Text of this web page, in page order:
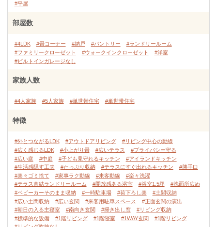
#平屋
部屋数
#4LDK #畳コーナー #納戸 #パントリー
#ランドリールーム
#ファミリークローゼット
#ウォークインクローゼット
#洋室
#ビルトインガレージなし
家族人数
#4人家族 #5人家族 #単世帯住宅 #単世帯住宅
特徴
#外とつながるLDK #アウトドアリビング
#リビング中心の動線
#広く感じるLDK
#小上がり畳 #広いテラス
#プライバシー守る
#広い庭
#中庭 #子ども見守れるキッチン
#アイランドキッチン
#生活感隠す工夫
#たっぷり収納 #テラスにすぐ出れるキッチン
#勝手口
#楽々ゴミ捨て
#家事ラク動線 #来客動線
#楽々洗濯
#テラス直結ランドリールーム
#開放感ある浴室 #浴室1.5坪
#洗面所広め
#ベビーカーそのまま収納
#一時駐車場 #荷下ろし楽
#土間収納
#広い土間収納
#広い玄関 #来客用駐車スペース
#正面玄関の演出
#朝日の入る主寝室
#南向き玄関 #掃き出し窓
#リビング収納
#標準的な設備
#1階リビング #1階寝室 #1WAY玄関
#1階リビング